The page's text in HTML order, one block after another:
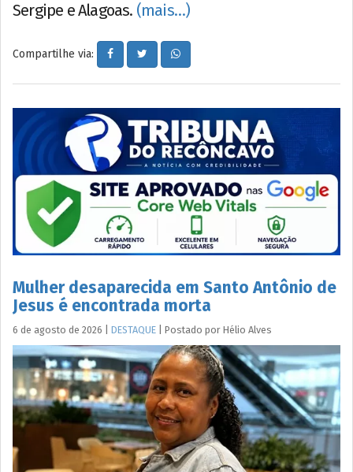
Sergipe e Alagoas. (mais…)
Compartilhe via:
Mulher desaparecida em Santo Antônio de
Jesus é encontrada morta
6 de agosto de 2026 DESTAQUE Postado por Hélio Alves